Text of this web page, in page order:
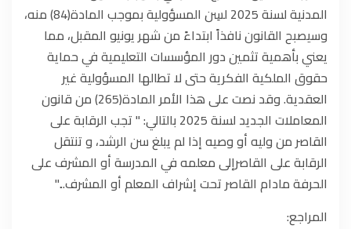
المدنية لسنة 2025 لسِن المسؤولية بموجب المادة(84) منه،
وسيصبح القانون نافذاً ابتداءً من شهر يونيو المقبل، مما
يعني بأهمية تثمين دور المؤسسات التعليمية في حماية
حقوق الملكية الفكرية حتى لا تطالها المسؤولية غير
العقدية. وقد نصت على هذا الأمر المادة(265) من قانون
المعاملات الجديد لسنة 2025 بالتالي: " تجب الرقابة على
القاصر من وليه أو وصيه إذا لم يبلغ سن الرشد، و تنتقل
الرقابة على القاصرإلى معلمه في المدرسة أو المشرف على
الحرفة مادام القاصر تحت إشراف المعلم أو المشرف..."
المراجع: